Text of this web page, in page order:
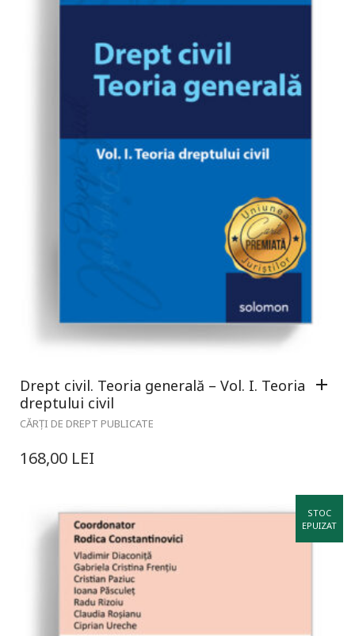
Drept civil. Teoria generală – Vol. I. Teoria
dreptului civil
CĂRȚI DE DREPT PUBLICATE
168,00 LEI
STOC
EPUIZAT